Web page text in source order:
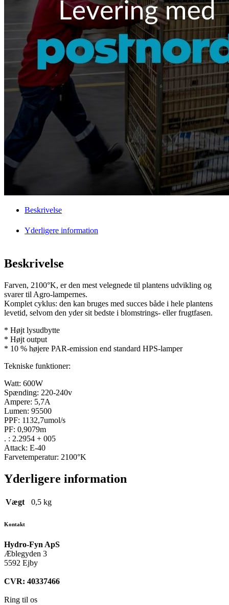
Beskrivelse
Yderligere information
Beskrivelse
Farven, 2100°K, er den mest velegnede til plantens udvikling og
svarer til Agro-lampernes.
Komplet cyklus: den kan bruges med succes både i hele plantens
levetid, selvom den yder sit bedste i blomstrings- eller frugtfasen.
* Højt lysudbytte
* Højt output
* 10 % højere PAR-emission end standard HPS-lamper
Tekniske funktioner:
Watt: 600W
Spænding: 220-240v
Ampere: 5,7A
Lumen: 95500
PPF: 1132,7umol/s
PF: 0,9079m
. : 2.2954 + 005
Attack: E-40
Farvetemperatur: 2100°K
Yderligere information
Vægt 0,5 kg
Kontakt
Hydro-Fyn ApS
Æblegyden 3
5592 Ejby
CVR: 40337466
Ring til os